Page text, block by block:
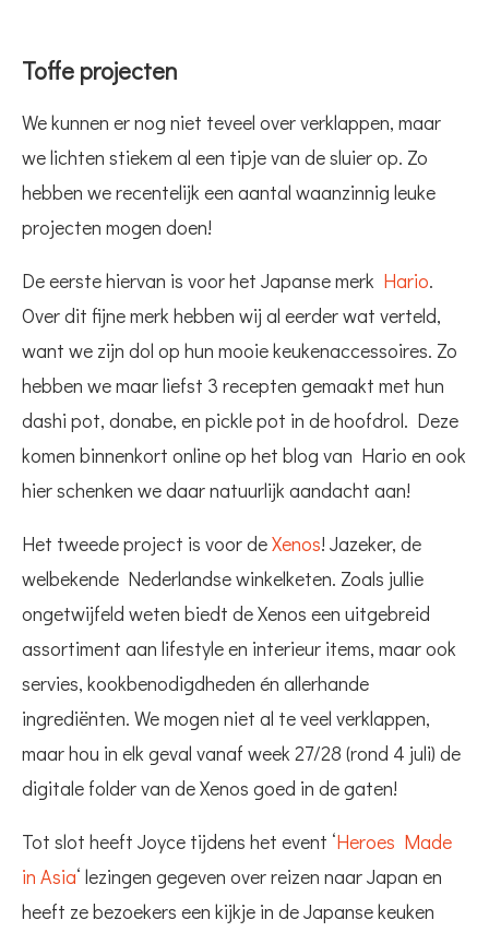
Toffe projecten
We kunnen er nog niet teveel over verklappen, maar
we lichten stiekem al een tipje van de sluier op. Zo
hebben we recentelijk een aantal waanzinnig leuke
projecten mogen doen!
De eerste hiervan is voor het Japanse merk Hario.
Over dit fijne merk hebben wij al eerder wat verteld,
want we zijn dol op hun mooie keukenaccessoires. Zo
hebben we maar liefst 3 recepten gemaakt met hun
dashi pot, donabe, en pickle pot in de hoofdrol. Deze
komen binnenkort online op het blog van Hario en ook
hier schenken we daar natuurlijk aandacht aan!
Het tweede project is voor deXenos! Jazeker, de
welbekende Nederlandse winkelketen. Zoals jullie
ongetwijfeld weten biedt de Xenos een uitgebreid
assortiment aan lifestyle en interieur items, maar ook
servies, kookbenodigdheden én allerhande
ingrediënten. We mogen niet al te veel verklappen,
maar hou in elk geval vanaf week 27/28 (rond 4 juli) de
digitale folder van de Xenos goed in de gaten!
Tot slot heeft Joyce tijdens het event ‘Heroes Made
in Asia‘ lezingen gegeven over reizen naar Japan en
heeft ze bezoekers een kijkje in de Japanse keuken